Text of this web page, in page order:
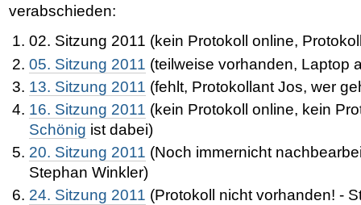
verabschieden:
02. Sitzung 2011 (kein Protokoll online,
05. Sitzung 2011 (teilweise vorhanden, Laptop
13. Sitzung 2011 (fehlt, Protokollant Jos, wer
16. Sitzung 2011 (kein Protokoll online, kein
Schönig ist dabei)
20. Sitzung 2011 (Noch immernicht
Stephan Winkler)
24. Sitzung 2011 (Protokoll nicht vorhanden! -